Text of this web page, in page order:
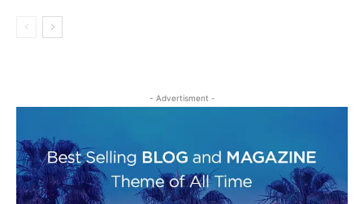
- Advertisment -